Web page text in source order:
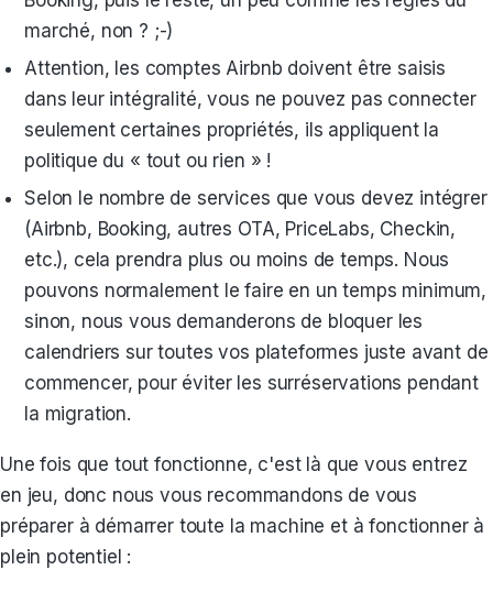
marché, non ? ;-)
Attention, les comptes Airbnb doivent être saisis
dans leur intégralité, vous ne pouvez pas connecter
seulement certaines propriétés, ils appliquent la
politique du « tout ou rien » !
Selon le nombre de services que vous devez intégrer
(Airbnb, Booking, autres OTA, PriceLabs, Checkin,
etc.), cela prendra plus ou moins de temps. Nous
pouvons normalement le faire en un temps minimum,
sinon, nous vous demanderons de bloquer les
calendriers sur toutes vos plateformes juste avant de
commencer, pour éviter les surréservations pendant
la migration.
Une fois que tout fonctionne, c'est là que vous entrez
en jeu, donc nous vous recommandons de vous
préparer à démarrer toute la machine et à fonctionner à
plein potentiel :